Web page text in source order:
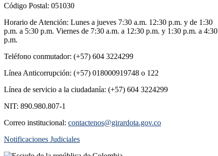
Código Postal: 051030
Horario de Atención: Lunes a jueves 7:30 a.m. 12:30 p.m. y de 1:30
p.m. a 5:30 p.m. Viernes de 7:30 a.m. a 12:30 p.m. y 1:30 p.m. a 4:30
p.m.
Teléfono conmutador: (+57) 604 3224299
Línea Anticorrupción: (+57) 018000919748 o 122
Línea de servicio a la ciudadanía: (+57) 604 3224299
NIT: 890.980.807-1
Correo institucional: contactenos@girardota.gov.co
Notificaciones Judiciales